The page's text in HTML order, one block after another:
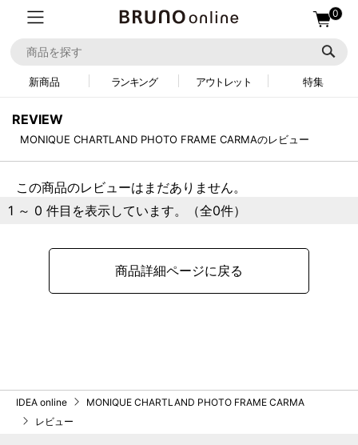
0
新商品 ランキング アウトレット 特集
REVIEW
MONIQUE CHARTLAND PHOTO FRAME CARMAのレビュー
この商品のレビューはまだありません。
1 ～ 0 件目を表示しています。（全0件）
商品詳細ページに戻る
IDEA online
MONIQUE CHARTLAND PHOTO FRAME CARMA
レビュー